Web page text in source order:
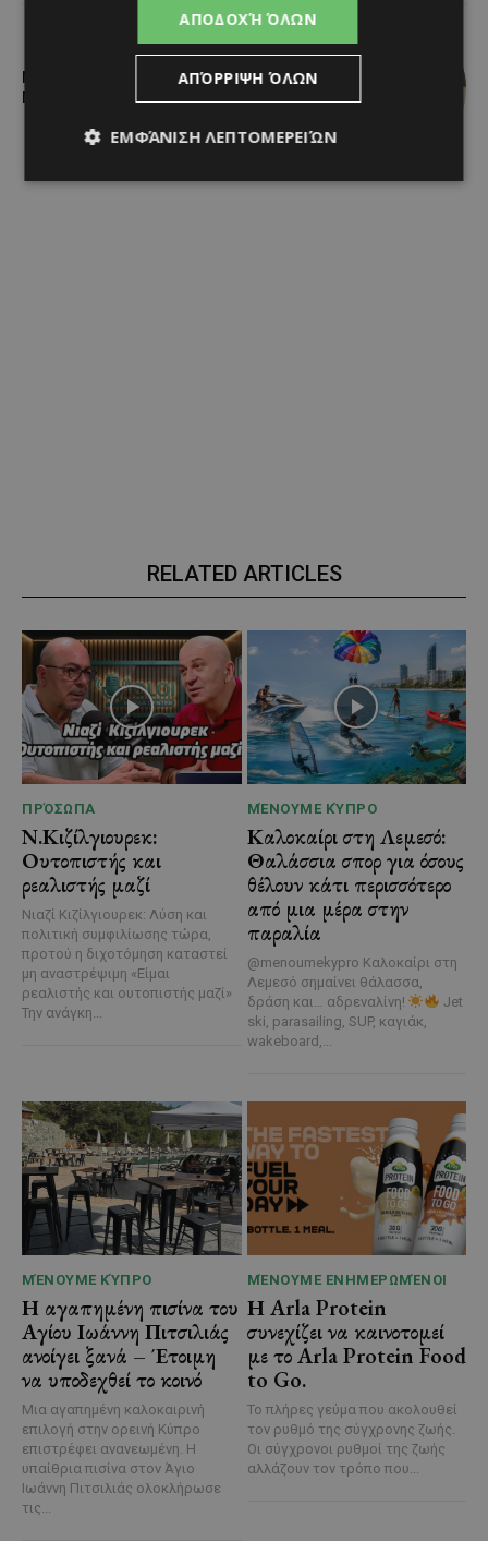
Νέος Γενικός Διευθυντής του Hilton
Nicosia ο Ilio Rodoni
RELATED ARTICLES
ΠΡΌΣΩΠΑ
Ν.Κιζίλγιουρεκ:
Ουτοπιστής και
ρεαλιστής μαζί
Νιαζί Κιζίλγιουρεκ: Λύση και
πολιτική συμφιλίωσης τώρα,
προτού η διχοτόμηση καταστεί
μη αναστρέψιμη «Είμαι
ρεαλιστής και ουτοπιστής μαζί»
Την ανάγκη...
ΜΈΝΟΥΜΕ ΚΎΠΡΟ
Καλοκαίρι στη Λεμεσό:
Θαλάσσια σπορ για όσους
θέλουν κάτι περισσότερο
από μια μέρα στην
παραλία
@menoumekypro Καλοκαίρι στη
Λεμεσό σημαίνει θάλασσα,
δράση και… αδρεναλίνη!
Jet
ski, parasailing, SUP, καγιάκ,
wakeboard,...
ΜΈΝΟΥΜΕ ΚΎΠΡΟ
Η αγαπημένη πισίνα του
Αγίου Ιωάννη Πιτσιλιάς
ανοίγει ξανά – Έτοιμη
να υποδεχθεί το κοινό
Μια αγαπημένη καλοκαιρινή
επιλογή στην ορεινή Κύπρο
επιστρέφει ανανεωμένη. Η
υπαίθρια πισίνα στον Άγιο
Ιωάννη Πιτσιλιάς ολοκλήρωσε
τις...
ΜΈΝΟΥΜΕ ΕΝΗΜΕΡΩΜΈΝΟΙ
Η Arla Protein
συνεχίζει να καινοτομεί
με το Arla Protein Food
to Go.
Το πλήρες γεύμα που ακολουθεί
τον ρυθμό της σύγχρονης ζωής.
Οι σύγχρονοι ρυθμοί της ζωής
αλλάζουν τον τρόπο που...
ΑΠΟΔΟΧΉ ΌΛΩΝ
ΑΠΌΡΡΙΨΗ ΌΛΩΝ
ΕΜΦΆΝΙΣΗ ΛΕΠΤΟΜΕΡΕΙΏΝ